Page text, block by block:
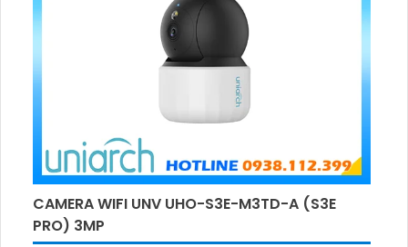
CAMERA WIFI UNV UHO-S3E-M3TD-A (S3E
PRO) 3MP